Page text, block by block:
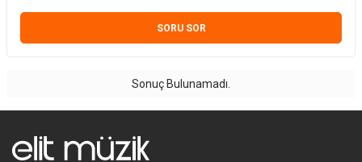
SORU SOR
Sonuç Bulunamadı.